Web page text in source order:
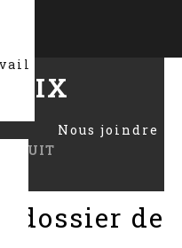
Nous joindre
dossier de